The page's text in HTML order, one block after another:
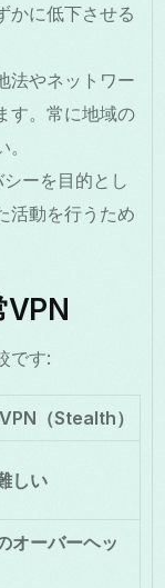
かに低下させる
法やネットワー
す。常に地域の
ーを目的とし
活動を行うため
VPN
です:
（Stealth）
しい
オーバーヘッ